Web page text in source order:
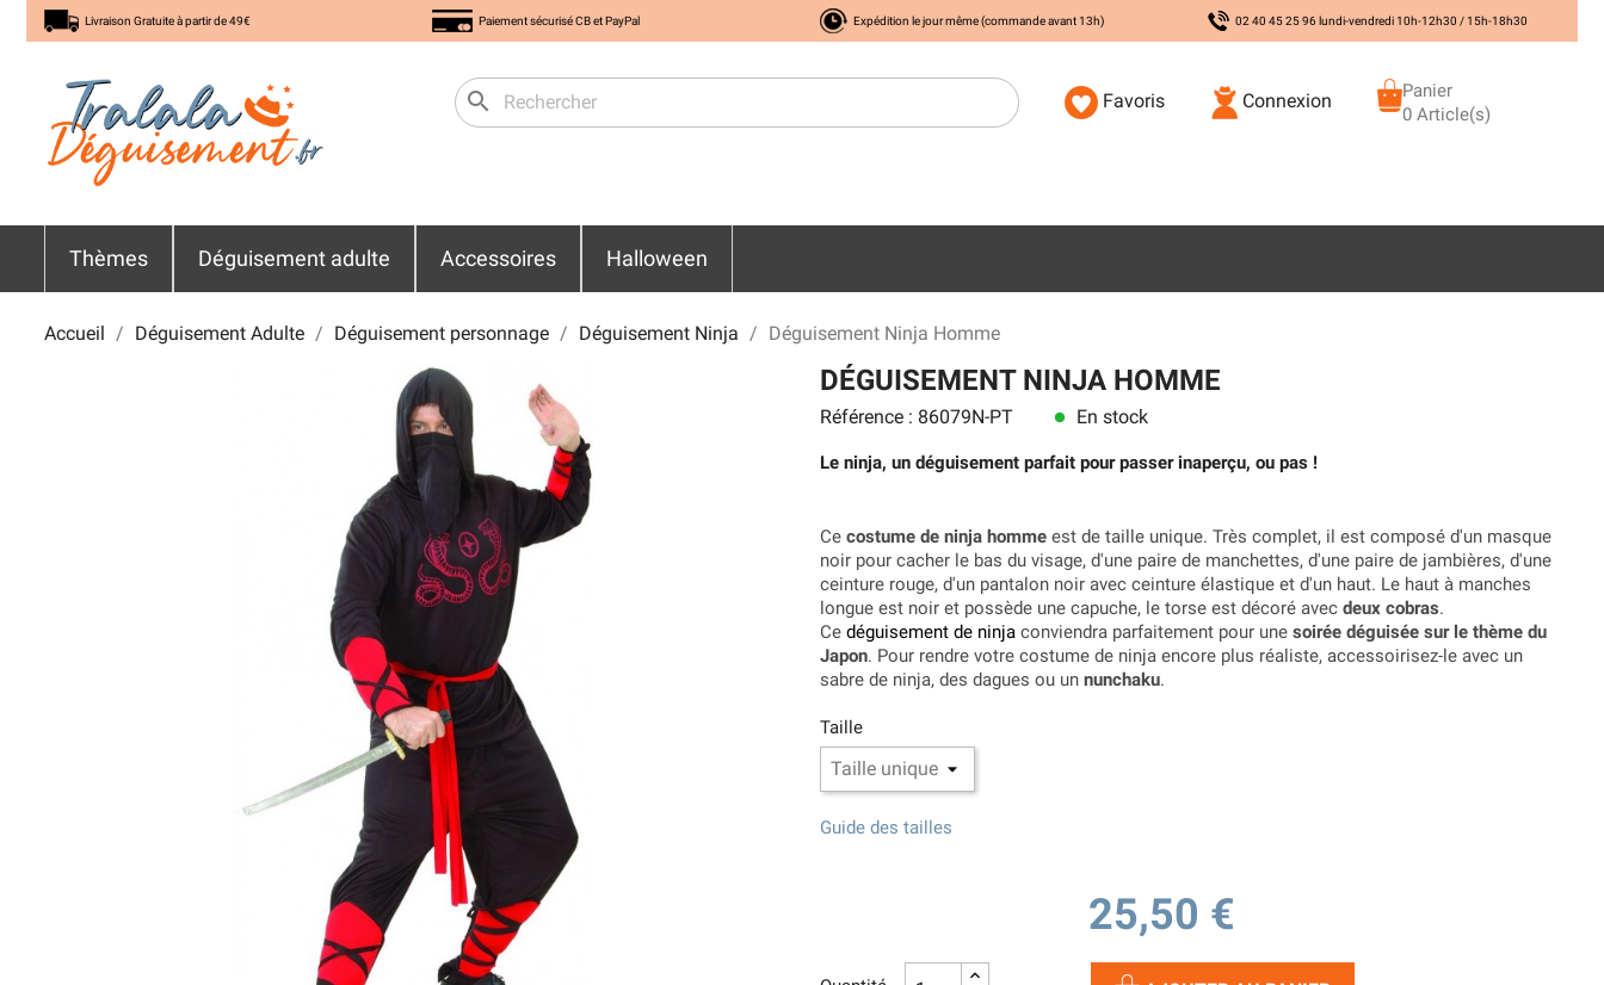
Livraison Gratuite à partir de 49€ Paiement sécurisé CB et PayPal Expédition le jour même (commande avant 13h) 02 40 45 25 96 lundi-vendredi 10h-12h30 / 15h-18h30
search Favoris Connexion
Panier
0 Article(s)
Thèmes Déguisement adulte Accessoires Halloween
Accueil Déguisement Adulte Déguisement personnage Déguisement Ninja Déguisement Ninja Homme
DÉGUISEMENT NINJA HOMME
Référence : 86079N-PT lens En stock
Le ninja, un déguisement parfait pour passer inaperçu, ou pas !
Ce costume de ninja homme est de taille unique. Très complet, il est composé d'un masque
noir pour cacher le bas du visage, d'une paire de manchettes, d'une paire de jambières, d'une
ceinture rouge, d'un pantalon noir avec ceinture élastique et d'un haut. Le haut à manches
longue est noir et possède une capuche, le torse est décoré avec deux cobras.
Ce déguisement de ninja conviendra parfaitement pour une soirée déguisée sur le thème du
Japon. Pour rendre votre costume de ninja encore plus réaliste, accessoirisez-le avec un
sabre de ninja, des dagues ou un nunchaku.
Taille
Guide des tailles
25,50 €